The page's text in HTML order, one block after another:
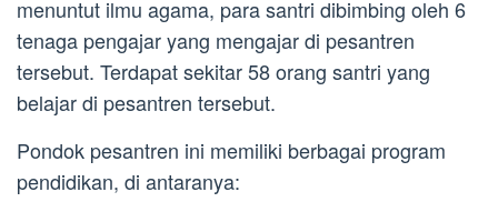
menuntut ilmu agama, para santri dibimbing oleh 6
tenaga pengajar yang mengajar di pesantren
tersebut. Terdapat sekitar 58 orang santri yang
belajar di pesantren tersebut.
Pondok pesantren ini memiliki berbagai program
pendidikan, di antaranya: